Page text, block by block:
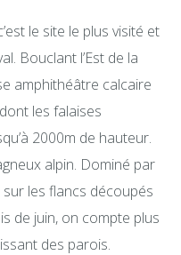
le site le plus visité et
Bouclant l’Est de la
amphithéâtre calcaire
les falaises
2000m de hauteur.
alpin. Dominé par
sur les flancs découpés
de juin, on compte plus
des parois.